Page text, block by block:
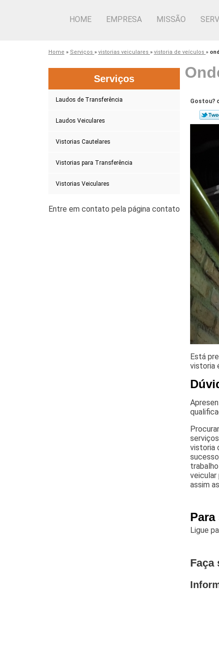
HOME EMPRESA MISSÃO
Home » Serviços » vistorias veiculares » vistoria de veículos »
Serviços
Laudos de Transferência
Laudos Veiculares
Vistorias Cautelares
Vistorias para Transferência
Vistorias Veiculares
Gostou?
Está
vistoria
vistoria
veicular
assim
Ligue
Faça